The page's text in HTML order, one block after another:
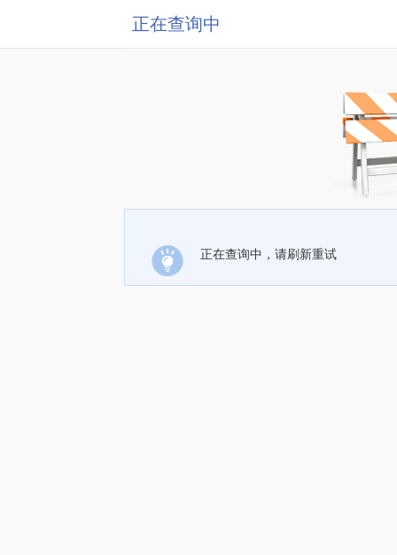
正在查询中
正在查询中，请刷新重试